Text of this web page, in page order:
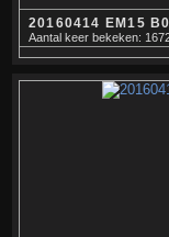
20160414 EM15
Aantal keer bekeken: